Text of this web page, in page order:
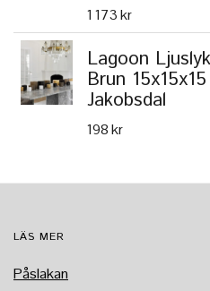
1 173 kr
Lagoon
Brun
Jakobsdal
198 kr
LÄS MER
Påslakan